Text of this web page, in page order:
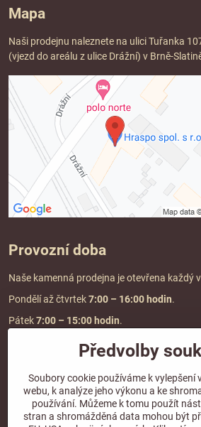
Mapa
Naši prodejnu naleznete na ulici Tuřanka
(vjezd do areálu z ulice Drážní) v Brně-
Provozní doba
Naše kamenná prodejna je otevřena každý
Pondělí až čtvrtek7:00 – 16:00 hodin.
Pátek7:00 – 15:00 hodin.
Doprava a platba
DOPRAVA ZDARMA
při objednávce nad2000 Kč vč. DPH.
Předvolby
Soubory cookie používáme k
webu, k analýze jeho výkonu a ke
používání. Můžeme k tomu použít
stran a shromážděná data mohou být